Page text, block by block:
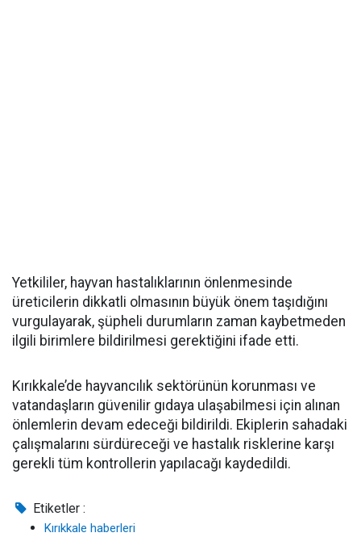
Yetkililer, hayvan hastalıklarının önlenmesinde
üreticilerin dikkatli olmasının büyük önem taşıdığını
vurgulayarak, şüpheli durumların zaman kaybetmeden
ilgili birimlere bildirilmesi gerektiğini ifade etti.
Kırıkkale’de hayvancılık sektörünün korunması ve
vatandaşların güvenilir gıdaya ulaşabilmesi için alınan
önlemlerin devam edeceği bildirildi. Ekiplerin sahadaki
çalışmalarını sürdüreceği ve hastalık risklerine karşı
gerekli tüm kontrollerin yapılacağı kaydedildi.
Etiketler :
Kırıkkale haberleri